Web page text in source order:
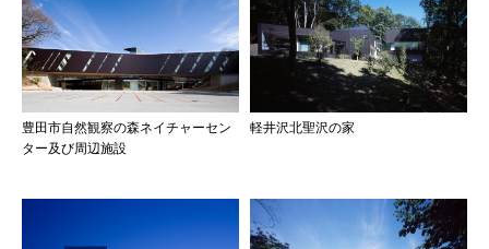
豊田市自然観察の森ネイチャーセン
ター及び周辺施設
軽井沢北聖沢の家